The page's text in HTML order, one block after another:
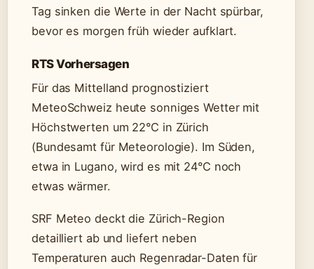
Tag sinken die Werte in der Nacht spürbar,
bevor es morgen früh wieder aufklart.
RTS Vorhersagen
Für das Mittelland prognostiziert
MeteoSchweiz heute sonniges Wetter mit
Höchstwerten um 22°C in Zürich
(Bundesamt für Meteorologie). Im Süden,
etwa in Lugano, wird es mit 24°C noch
etwas wärmer.
SRF Meteo deckt die Zürich-Region
detailliert ab und liefert neben
Temperaturen auch Regenradar-Daten für